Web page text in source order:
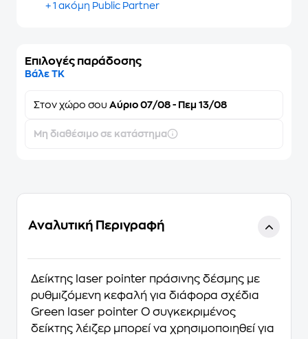
+ 1 ακόμη Public Partner
Επιλογές παράδοσης
Βάλε ΤΚ
Στον χώρο σου Αύριο 07/08 - Πεμ 13/08
Μη διαθέσιμο σε κατάστημα
Αναλυτική Περιγραφή
Δείκτης laser pointer πράσινης δέσμης με
ρυθμιζόμενη κεφαλή για διάφορα σχέδια
Green laser pointer Ο συγκεκριμένος
δείκτης λέιζερ μπορεί να χρησιμοποιηθεί για